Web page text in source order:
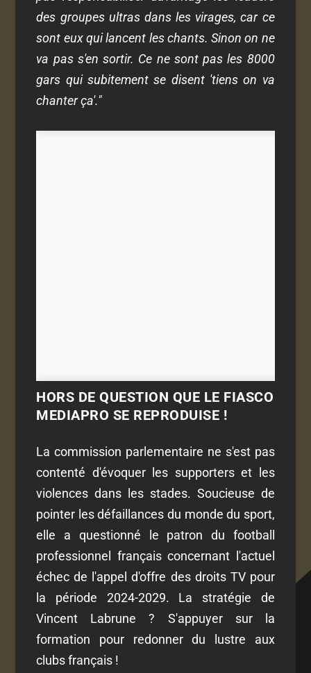
des groupes ultras dans les virages, car ce
sont eux qui lancent les chants. Sinon on ne
va pas s'en sortir. Ce ne sont pas les 8000
gars qui subitement se disent 'tiens on va
chanter ça'."
HORS DE QUESTION QUE LE FIASCO
MEDIAPRO SE REPRODUISE !
La commission parlementaire ne s'est pas
contenté d'évoquer les supporters et les
violences dans les stades. Soucieuse de
pointer les défaillances du monde du sport,
elle a questionné le patron du football
professionnel français concernant l'actuel
échec de l'appel d'offre des droits TV pour
la période 2024-2029. La stratégie de
Vincent Labrune ? S'appuyer sur la
formation pour redonner du lustre aux
clubs français !